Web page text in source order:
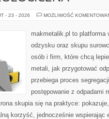
- 23 - 2026 MOŻLIWOŚĆ
makmetalik.pl to platforma
odzysku oraz skupu
osób i firm, które chcą
metali, jak przygotować
przebiega proces
postępowanie z odpadami
skupia się na praktyce:
korzyść, jednocześnie wspierając